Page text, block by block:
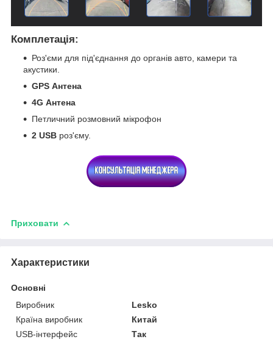
Комплетація:
Роз'єми для під'єднання до органів авто, камери та
акустики.
GPS Антена
4G Антена
Петличний розмовний мікрофон
2 USB роз'єму.
Приховати
Характеристики
Основні
Виробник
Lesko
Країна виробник
Китай
USB-інтерфейс
Так